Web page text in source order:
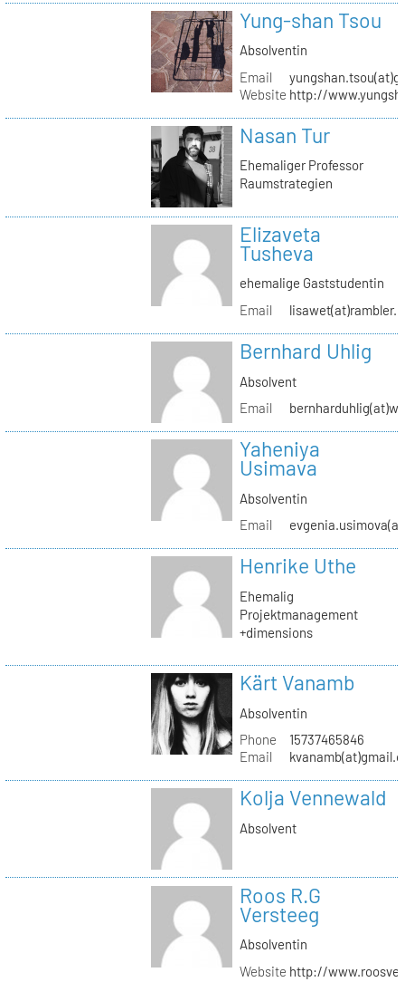
Yung-shan Tsou
Absolventin
Email
Website http://
Nasan Tur
Ehemaliger Professor
Raumstrategien
Elizaveta
Tusheva
ehemalige Gaststudentin
Email
Bernhard Uhlig
Absolvent
Email
Yaheniya
Usimava
Absolventin
Email
Henrike Uthe
Ehemalig
Projektmanagement
+dimensions
Kärt Vanamb
Absolventin
Phone
15737465846
Email
Kolja Vennewald
Absolvent
Roos R.G
Versteeg
Absolventin
Website http://